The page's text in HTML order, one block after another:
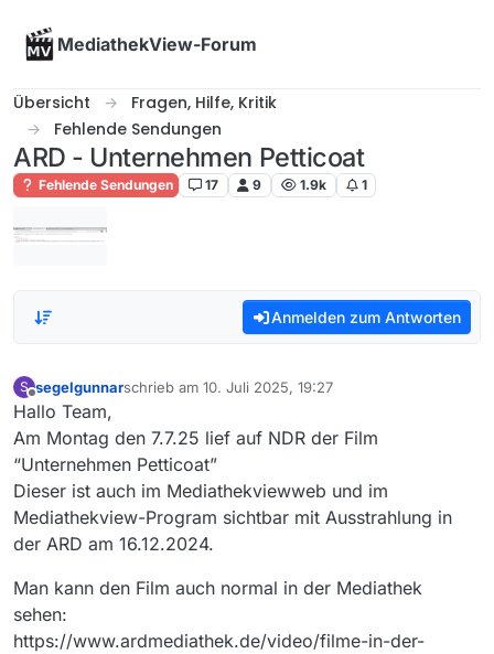
MediathekView-Forum
Übersicht
Fragen, Hilfe, Kritik
Fehlende Sendungen
ARD - Unternehmen Petticoat
Fehlende Sendungen 17 9 1.9k 1
Anmelden zum Antworten
S
Offline
segelgunnarschrieb am 10. Juli 2025, 19:27
zuletzt editiert von
Hallo Team,
Am Montag den 7.7.25 lief auf NDR der Film
“Unternehmen Petticoat”
Dieser ist auch im Mediathekviewweb und im
Mediathekview-Program sichtbar mit Ausstrahlung in
der ARD am 16.12.2024.
Man kann den Film auch normal in der Mediathek
sehen:
https://www.ardmediathek.de/video/filme-in-der-